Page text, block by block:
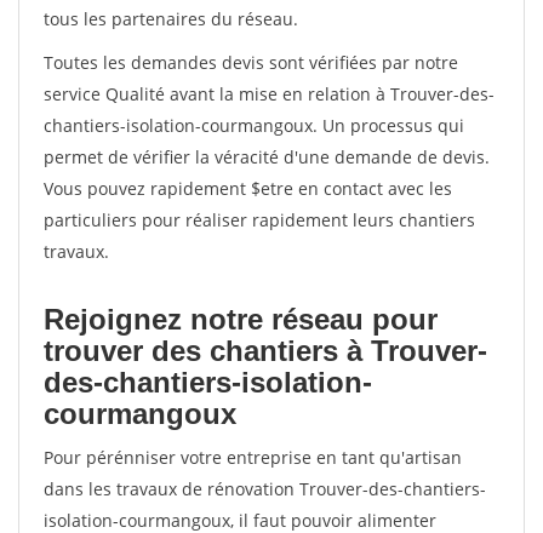
tous les partenaires du réseau.
Toutes les demandes devis sont vérifiées par notre
service Qualité avant la mise en relation à Trouver-des-
chantiers-isolation-courmangoux. Un processus qui
permet de vérifier la véracité d'une demande de devis.
Vous pouvez rapidement $etre en contact avec les
particuliers pour réaliser rapidement leurs chantiers
travaux.
Rejoignez notre réseau pour
trouver des chantiers à Trouver-
des-chantiers-isolation-
courmangoux
Pour pérénniser votre entreprise en tant qu'artisan
dans les travaux de rénovation Trouver-des-chantiers-
isolation-courmangoux, il faut pouvoir alimenter